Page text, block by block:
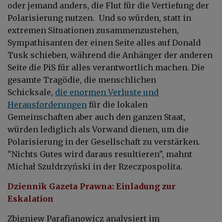
oder jemand anders, die Flut für die Vertiefung der
Polarisierung nutzen. Und so würden, statt in
extremen Situationen zusammenzustehen,
Sympathisanten der einen Seite alles auf Donald
Tusk schieben, während die Anhänger der anderen
Seite die PiS für alles verantwortlich machen. Die
gesamte Tragödie, die menschlichen
Schicksale, die enormen Verluste und
Herausforderungen für die lokalen
Gemeinschaften aber auch den ganzen Staat,
würden lediglich als Vorwand dienen, um die
Polarisierung in der Gesellschaft zu verstärken.
"Nichts Gutes wird daraus resultieren", mahnt
Michał Szułdrzyński in der Rzeczpospolita.
Dziennik Gazeta Prawna: Einladung zur
Eskalation
Zbigniew Parafianowicz analysiert im